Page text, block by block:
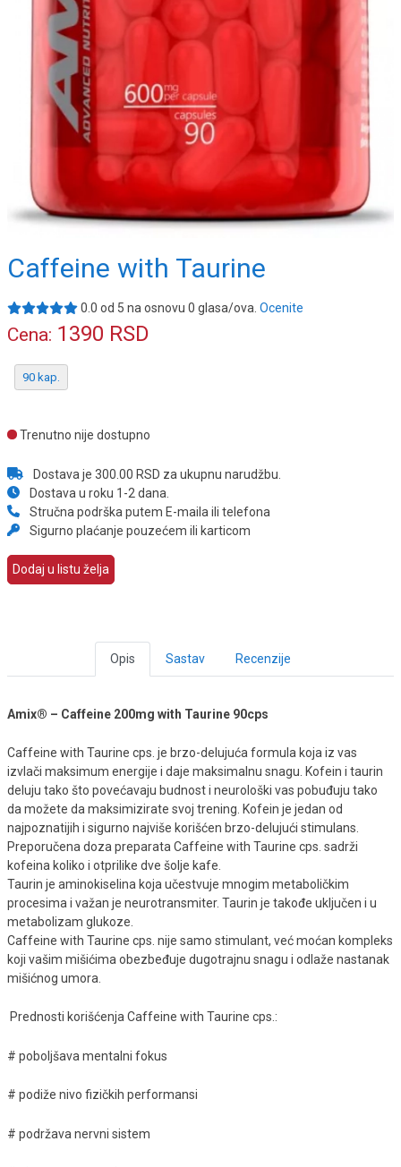
Caffeine with Taurine
0.0 od 5 na osnovu 0 glasa/ova. Ocenite
Cena: 1390 RSD
90 kap.
Trenutno nije dostupno
Dostava je 300.00 RSD za ukupnu narudžbu.
Dostava u roku 1-2 dana.
Stručna podrška putem E-maila ili telefona
Sigurno plaćanje pouzećem ili karticom
Dodaj u listu želja
Opis Sastav Recenzije
Amix® – Caffeine 200mg with Taurine 90cps
Caffeine with Taurine cps. je brzo-delujuća formula koja iz vas
izvlači maksimum energije i daje maksimalnu snagu. Kofein i taurin
deluju tako što povećavaju budnost i neurološki vas pobuđuju tako
da možete da maksimizirate svoj trening. Kofein je jedan od
najpoznatijih i sigurno najviše korišćen brzo-delujući stimulans.
Preporučena doza preparata Caffeine with Taurine cps. sadrži
kofeina koliko i otprilike dve šolje kafe.
Taurin je aminokiselina koja učestvuje mnogim metaboličkim
procesima i važan je neurotransmiter. Taurin je takođe uključen i u
metabolizam glukoze.
Caffeine with Taurine cps. nije samo stimulant, već moćan kompleks
koji vašim mišićima obezbeđuje dugotrajnu snagu i odlaže nastanak
mišićnog umora.
Prednosti korišćenja Caffeine with Taurine cps.:
# poboljšava mentalni fokus
# podiže nivo fizičkih performansi
# podržava nervni sistem